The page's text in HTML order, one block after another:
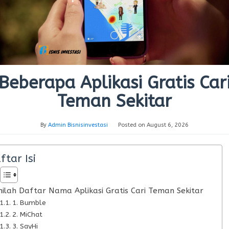
Aplikasi Gratis
Teman Sekitar
By Admin Bisnisinvestasi Posted on August 6, 2026
Isi
Daftar Nama Aplikasi Gratis Cari Teman Sekitar
1. Bumble
2. MiChat
3. SayHi